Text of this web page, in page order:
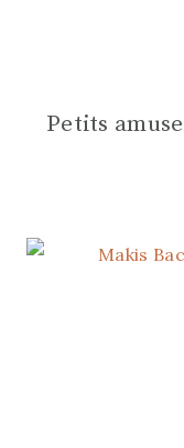
Petits